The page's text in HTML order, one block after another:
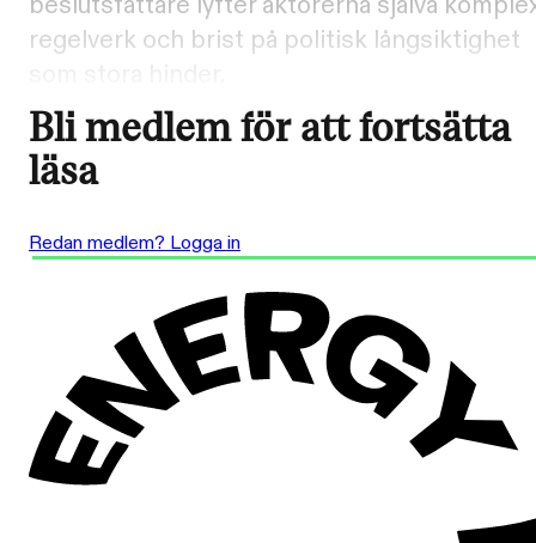
regelverk och brist på politisk långsiktighet
Bli medlem för att fortsätta
läsa
Redan medlem? Logga in